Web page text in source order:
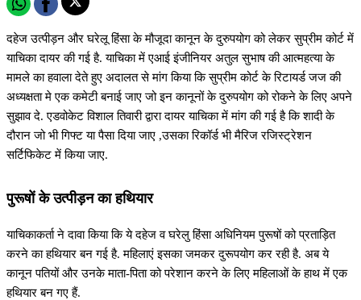
दहेज उत्पीड़न और घरेलू हिंसा के मौजूदा कानून के दुरुपयोग को लेकर सुप्रीम कोर्ट में
याचिका दायर की गई है. याचिका में एआई इंजीनियर अतुल सुभाष की आत्महत्या के
मामले का हवाला देते हुए अदालत से मांग किया कि सुप्रीम कोर्ट के रिटायर्ड जज की
अध्यक्षता मे एक कमेटी बनाई जाए जो इन कानूनों के दुरुपयोग को रोकने के लिए अपने
सुझाव दे. एडवोकेट विशाल तिवारी द्वारा दायर याचिका में मांग की गई है कि शादी के
दौरान जो भी गिफ्ट या पैसा दिया जाए ,उसका रिकॉर्ड भी मैरिज रजिस्ट्रेशन
सर्टिफिकेट में किया जाए.
पुरूषों के उत्पीड़न का हथियार
याचिकाकर्ता ने दावा किया कि ये दहेज व घरेलु हिंसा अधिनियम पुरूषों को प्रताड़ित
करने का हथियार बन गई है. महिलाएं इसका जमकर दुरूपयोग कर रही है. अब ये
कानून पतियों और उनके माता-पिता को परेशान करने के लिए महिलाओं के हाथ में एक
हथियार बन गए हैं.